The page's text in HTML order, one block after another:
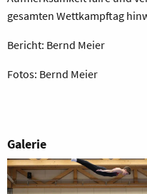
gesamten Wettkampftag
Bericht: Bernd Meier
Fotos: Bernd Meier
Galerie